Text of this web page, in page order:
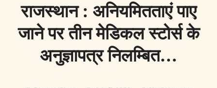
राजस्थान : अनियमितताएं पाए
जाने पर तीन मेडिकल स्टोर्स के
अनुज्ञापत्र निलम्बित…